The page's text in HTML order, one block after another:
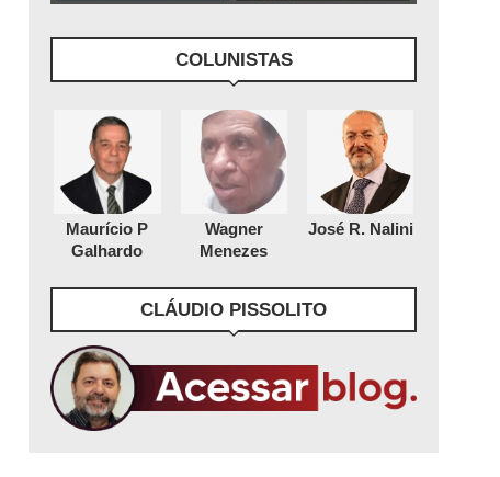
COLUNISTAS
Maurício P
Galhardo
Wagner
Menezes
José R. Nalini
CLÁUDIO PISSOLITO